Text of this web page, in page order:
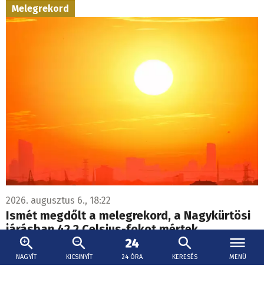
NAGYÍT KICSINYÍT 24 ÓRA KERESÉS MENÜ
Melegrekord
2026. augusztus 6., 18:22
Ismét megdőlt a melegrekord, a Nagykürtösi
járásban 42,2 Celsius-fokot mértek
Ismét megdőlt az országos melegrekord, csütörtökön
délután 42,2 Celsius-fokot mértek Alsópalojtán.